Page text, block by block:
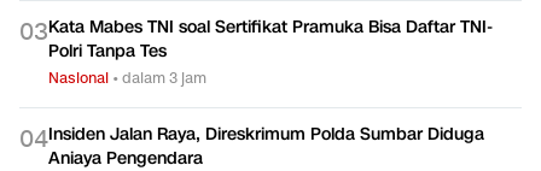
03Kata Mabes TNI soal Sertifikat Pramuka Bisa Daftar TNI-
Polri Tanpa Tes
Nasional •dalam 3 jam
04Insiden Jalan Raya, Direskrimum Polda Sumbar Diduga
Aniaya Pengendara